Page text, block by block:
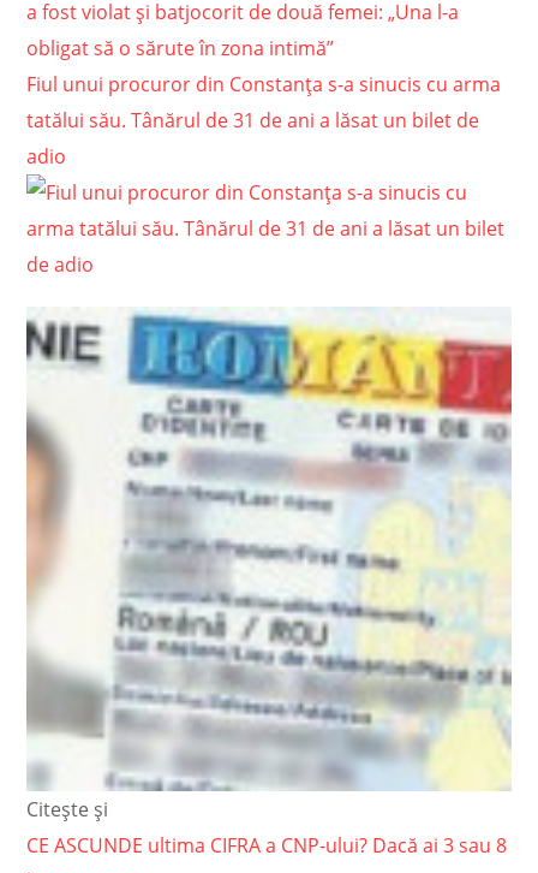
a fost violat și batjocorit de două femei: „Una l-a
obligat să o sărute în zona intimă”
Fiul unui procuror din Constanţa s-a sinucis cu arma
tatălui său. Tânărul de 31 de ani a lăsat un bilet de
adio
Citește și
CE ASCUNDE ultima CIFRA a CNP-ului? Dacă ai 3 sau 8